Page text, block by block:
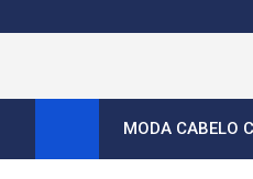
p
Cortes de
MODA CABELO